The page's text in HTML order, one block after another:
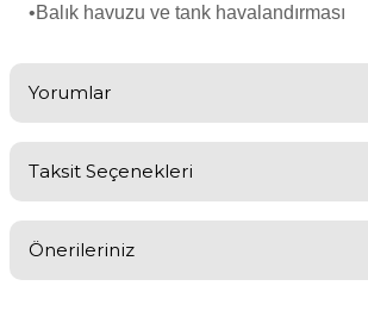
•Balık havuzu ve tank havalandırması
Yorumlar
Taksit Seçenekleri
Önerileriniz